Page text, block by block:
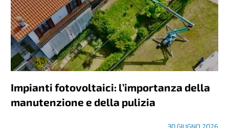
Impianti fotovoltaici: l’importanza della
manutenzione e della pulizia